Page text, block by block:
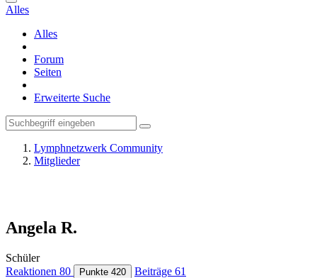
Alles
Alles
Forum
Seiten
Erweiterte Suche
Lymphnetzwerk Community
Mitglieder
Angela R.
Schüler
Reaktionen 80 Punkte 420 Beiträge 61